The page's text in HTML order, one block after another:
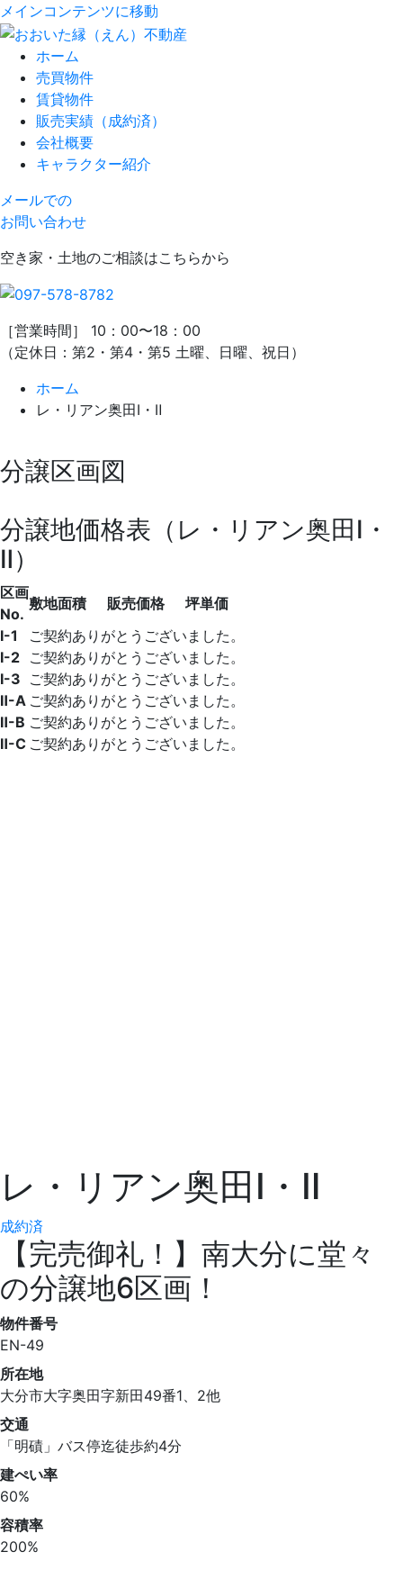
メインコンテンツに移動
ホーム
売買物件
賃貸物件
販売実績（成約済）
会社概要
キャラクター紹介
メールでの
お問い合わせ
空き家・土地のご相談はこちらから
［営業時間］ 10：00〜18：00
（定休日：第2・第4・第5 土曜、日曜、祝日）
ホーム
レ・リアン奥田Ⅰ・Ⅱ
分譲区画図
分譲地価格表（レ・リアン奥田Ⅰ・
Ⅱ）
区画
No.
敷地面積 販売価格
坪単価
Ⅰ-1
ご契約ありがとうございました。
Ⅰ-2 ご契約ありがとうございました。
Ⅰ-3 ご契約ありがとうございました。
Ⅱ-A ご契約ありがとうございました。
Ⅱ-B ご契約ありがとうございました。
Ⅱ-C ご契約ありがとうございました。
レ・リアン奥田Ⅰ・Ⅱ
成約済
【完売御礼！】南大分に堂々
の分譲地6区画！
物件番号
EN-49
所在地
大分市大字奥田字新田49番1、2他
交通
「明磧」バス停迄徒歩約4分
建ぺい率
60%
容積率
200%